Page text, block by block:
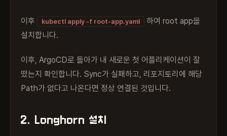
이후 kubectl apply -f root-app.yaml
하여 root app을
설치합니다.
이후, ArgoCD로 돌아가 내 새로운 첫 어플리케이션이 잘
떴는지 확인합니다. Sync가 실패하고, 리포지토리에 해당
Path가 없다고 나온다면 정상 연결된 것입니다.
2. Longhorn 설치